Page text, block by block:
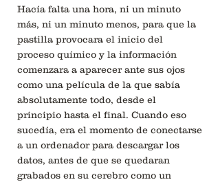
Hacía falta una hora, ni un minuto
más, ni un minuto menos, para que la
pastilla provocara el inicio del
proceso químico y la información
comenzara a aparecer ante sus ojos
como una película de la que sabía
absolutamente todo, desde el
principio hasta el final. Cuando eso
sucedía, era el momento de conectarse
a un ordenador para descargar los
datos, antes de que se quedaran
grabados en su cerebro como un